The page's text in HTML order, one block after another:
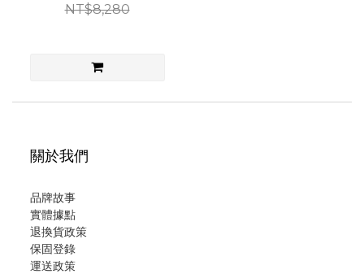
NT$8,280
關於我們
品牌故事
實體據點
退換貨政策
保固登錄
運送政策